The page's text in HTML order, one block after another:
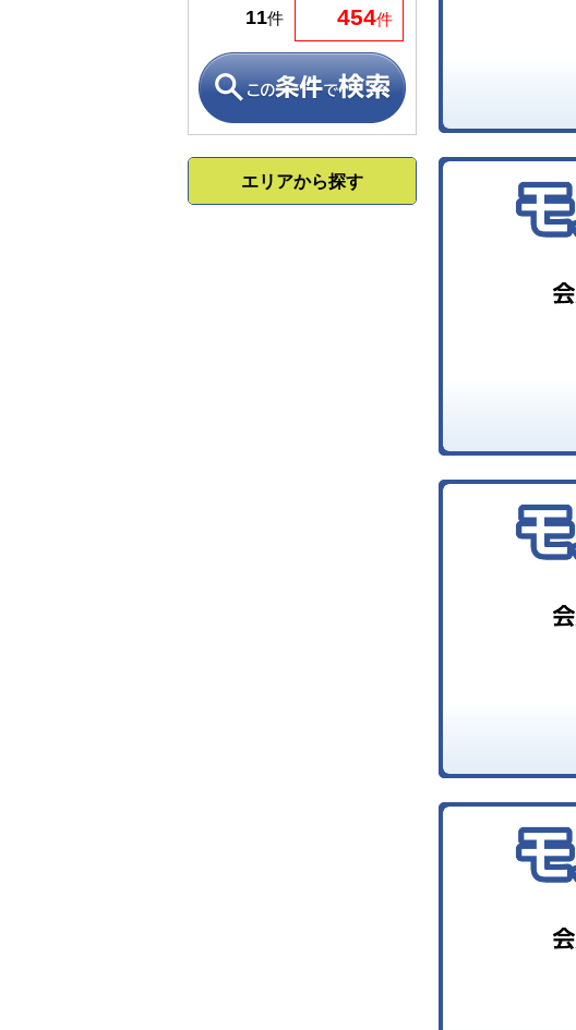
454件
11件
エリアから探す